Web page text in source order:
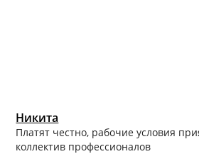
Никита
Платят честно, рабочие условия
коллектив профессионалов